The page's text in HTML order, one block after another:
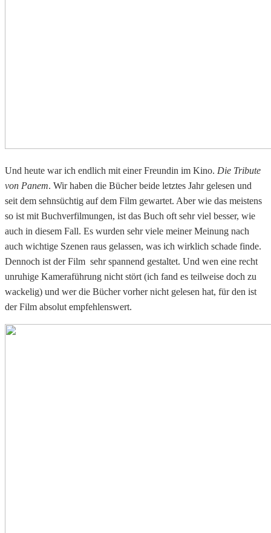
Und heute war ich endlich mit einer Freundin im Kino. Die Tribute
von Panem. Wir haben die Bücher beide letztes Jahr gelesen und
seit dem sehnsüchtig auf dem Film gewartet. Aber wie das meistens
so ist mit Buchverfilmungen, ist das Buch oft sehr viel besser, wie
auch in diesem Fall. Es wurden sehr viele meiner Meinung nach
auch wichtige Szenen raus gelassen, was ich wirklich schade finde.
Dennoch ist der Film sehr spannend gestaltet. Und wen eine recht
unruhige Kameraführung nicht stört (ich fand es teilweise doch zu
wackelig) und wer die Bücher vorher nicht gelesen hat, für den ist
der Film absolut empfehlenswert.